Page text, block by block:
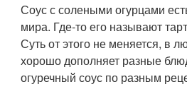
Соус с солеными огурцами
мира. Где-то его называют
Суть от этого не меняется, в
хорошо дополняет разные
огуречный соус по разным